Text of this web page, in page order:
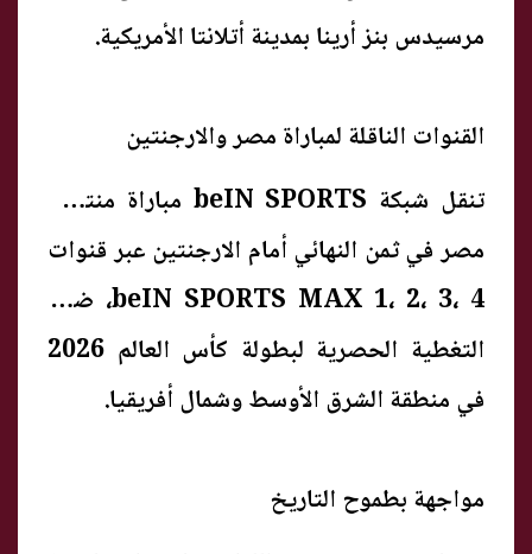
مرسيدس بنز أرينا بمدينة أتلانتا الأمريكية.
القنوات الناقلة لمباراة مصر والارجنتين
تنقل شبكة beIN SPORTS مباراة منتخب
مصر في ثمن النهائي أمام الارجنتين عبر قنوات
beIN SPORTS MAX 1، 2، 3، 4، ضمن
التغطية الحصرية لبطولة كأس العالم 2026
في منطقة الشرق الأوسط وشمال أفريقيا.
مواجهة بطموح التاريخ